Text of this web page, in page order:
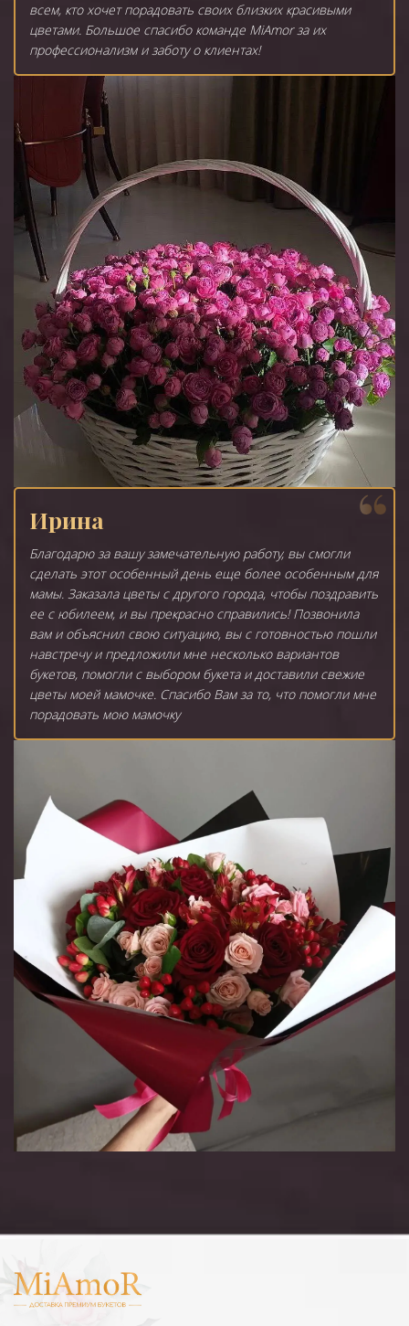
всем, кто хочет порадовать своих близких красивыми
цветами. Большое спасибо команде MiAmor за их
профессионализм и заботу о клиентах!
Ирина
Благодарю за вашу замечательную работу, вы смогли
сделать этот особенный день еще более особенным для
мамы. Заказала цветы с другого города, чтобы поздравить
ее с юбилеем, и вы прекрасно справились! Позвонила
вам и объяснил свою ситуацию, вы с готовностью пошли
навстречу и предложили мне несколько вариантов
букетов, помогли с выбором букета и доставили свежие
цветы моей мамочке. Спасибо Вам за то, что помогли мне
порадовать мою мамочку